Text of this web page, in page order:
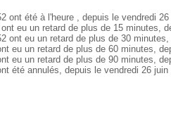
ont été à l'heure , depuis le vendredi 26
eu un retard de plus de 15 minutes,
ont eu un retard de plus de 30
eu un retard de plus de 60 minutes,
eu un retard de plus de 90 minutes,
été annulés, depuis le vendredi 26 juin